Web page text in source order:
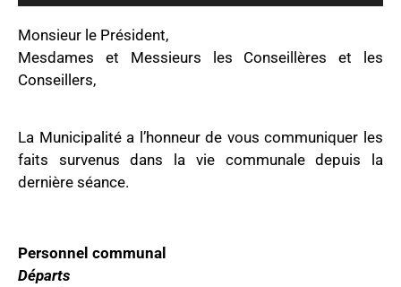
Monsieur le Président,
Mesdames et Messieurs les Conseillères et les
Conseillers,
La Municipalité a l’honneur de vous communiquer les
faits survenus dans la vie communale depuis la
dernière séance.
Personnel communal
Départs